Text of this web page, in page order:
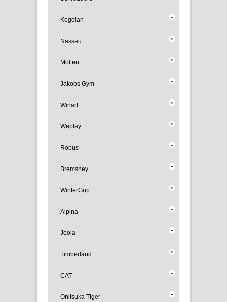
Kogelan
Nassau
Molten
Jakobs Gym
Winart
Weplay
Robus
Bremshey
WinterGrip
Alpina
Joola
Timberland
CAT
Onitsuka Tiger